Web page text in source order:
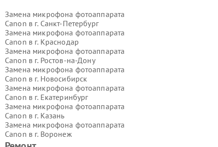
Замена микрофона фотоаппарата
Canon в г. Санкт-Петербург
Замена микрофона фотоаппарата
Canon в г. Краснодар
Замена микрофона фотоаппарата
Canon в г. Ростов-на-Дону
Замена микрофона фотоаппарата
Canon в г. Новосибирск
Замена микрофона фотоаппарата
Canon в г. Екатеринбург
Замена микрофона фотоаппарата
Canon в г. Казань
Замена микрофона фотоаппарата
Canon в г. Воронеж
Замена микрофона фотоаппарата